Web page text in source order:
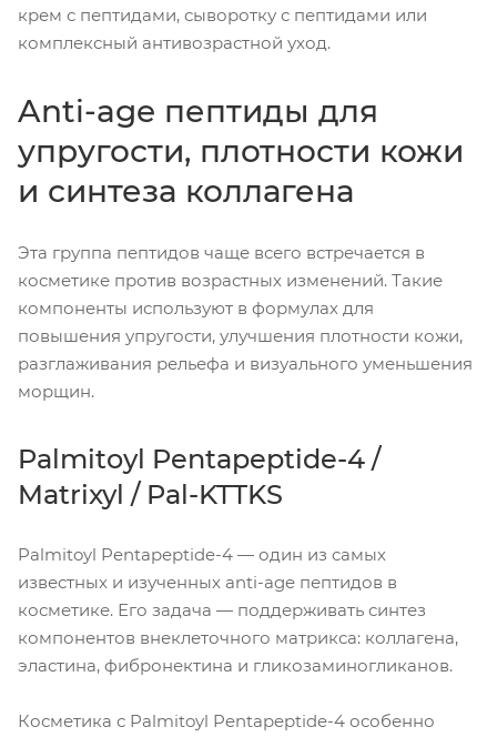
крем с пептидами, сыворотку с пептидами или
комплексный антивозрастной уход.
Anti-age пептиды для
упругости, плотности кожи
и синтеза коллагена
Эта группа пептидов чаще всего встречается в
косметике против возрастных изменений. Такие
компоненты используют в формулах для
повышения упругости, улучшения плотности кожи,
разглаживания рельефа и визуального уменьшения
морщин.
Palmitoyl Pentapeptide-4 /
Matrixyl / Pal-KTTKS
Palmitoyl Pentapeptide-4 — один из самых
известных и изученных anti-age пептидов в
косметике. Его задача — поддерживать синтез
компонентов внеклеточного матрикса: коллагена,
эластина, фибронектина и гликозаминогликанов.
Косметика с Palmitoyl Pentapeptide-4 особенно